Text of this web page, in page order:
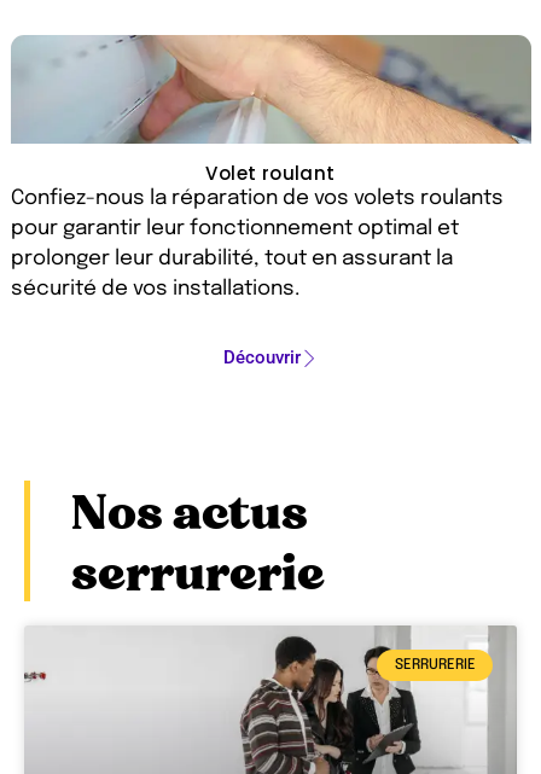
Volet roulant
Confiez-nous la réparation de vos volets roulants
pour garantir leur fonctionnement optimal et
prolonger leur durabilité, tout en assurant la
sécurité de vos installations.
Découvrir
Nos actus
serrurerie
SERRURERIE